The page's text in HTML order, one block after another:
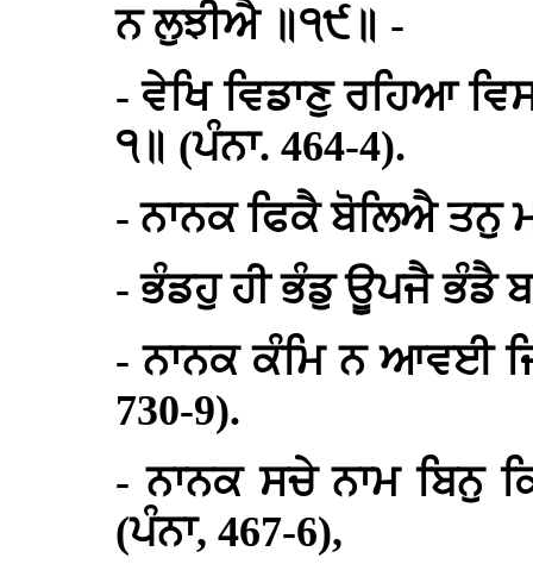
ਨ ਲੁਝੀਐ ॥੧੯॥ -
- ਵੇਖਿ ਵਿਡਾਣੁ ਰਹਿਆ
੧॥ (ਪੰਨਾ. 464-4).
- ਨਾਨਕ ਫਿਕੈ ਬੋਲਿਐ ਤਨੁ
- ਭੰਡਹੁ ਹੀ ਭੰਡੁ ਊਪਜੈ ਭੰਡੈ
- ਨਾਨਕ ਕੰਮਿ ਨ ਆਵਈ
730-9).
- ਨਾਨਕ ਸਚੇ ਨਾਮ ਬਿਨੁ
(ਪੰਨਾ, 467-6),